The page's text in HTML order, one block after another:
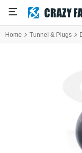
Home Tunnel & Plugs